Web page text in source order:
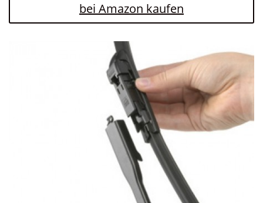
bei Amazon kaufen